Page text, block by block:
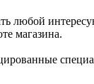
любой
магазина.